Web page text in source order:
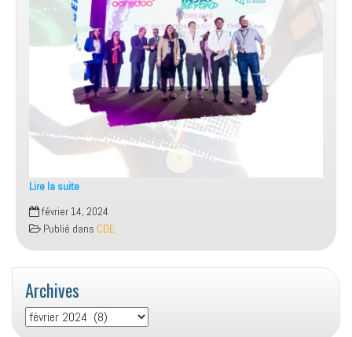
Lire la suite
Avis
aux
étudiants
concernant
la
participation
au
programme
février 14, 2024
Publié dans CDE
Archives
Archives